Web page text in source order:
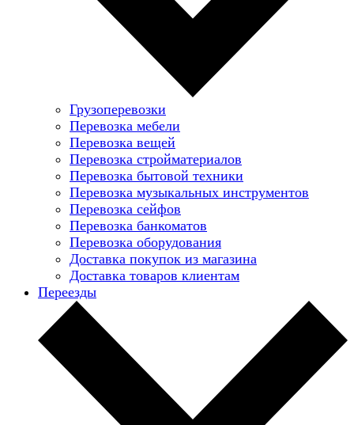
Грузоперевозки
Перевозка мебели
Перевозка вещей
Перевозка стройматериалов
Перевозка бытовой техники
Перевозка музыкальных инструментов
Перевозка сейфов
Перевозка банкоматов
Перевозка оборудования
Доставка покупок из магазина
Доставка товаров клиентам
Переезды